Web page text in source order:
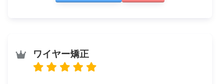
ワイヤー矯正